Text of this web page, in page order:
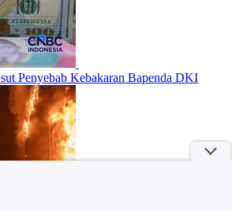
Penyebab Kebakaran Bapenda DKI